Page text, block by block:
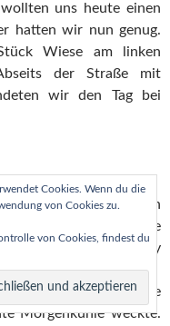
uns heute einen
hatten wir nun genug.
Wiese am linken
der Straße mit
wir den Tag bei
Bis weit nach
zum Besten. Die
– Corona-Party
ein und ich konnte
Morgenkühle weckte.
Cookies. Wenn du die
von Cookies zu.
von Cookies, findest du